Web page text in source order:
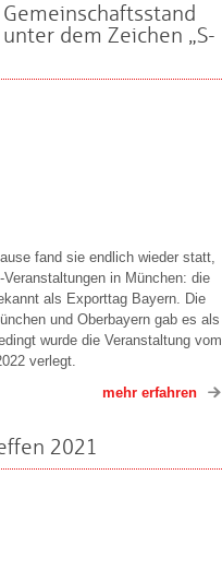
unter dem Zeichen „S-
fand sie endlich wieder statt,
in München: die
als Exporttag Bayern. Die
und Oberbayern gab es als
wurde die Veranstaltung vom
verlegt.
mehr erfahren
2021